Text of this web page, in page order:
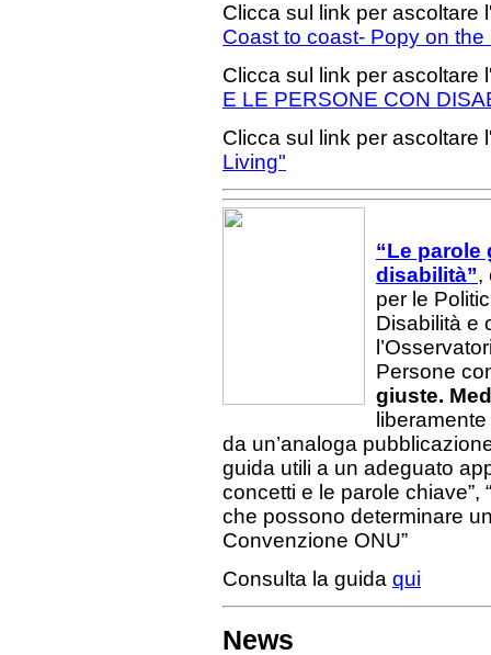
Clicca sul link per ascoltare
Coast to coast- Popy on the
Clicca sul link per ascoltare
E LE PERSONE CON
Clicca sul link per ascoltare
Living"
“Le parole
disabilità”,
per le
Disabilità e
Persone
giuste.
da un’analoga
guida utili a un adeguato
concetti e le parole chiave”,
che possono determinare
Convenzione ONU”
Consulta la guida qui
News